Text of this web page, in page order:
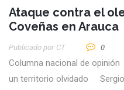
Ataque contra el
Coveñas en Arauca
Publicado por CT 0
Columna nacional de
un territorio olvidado Sergio